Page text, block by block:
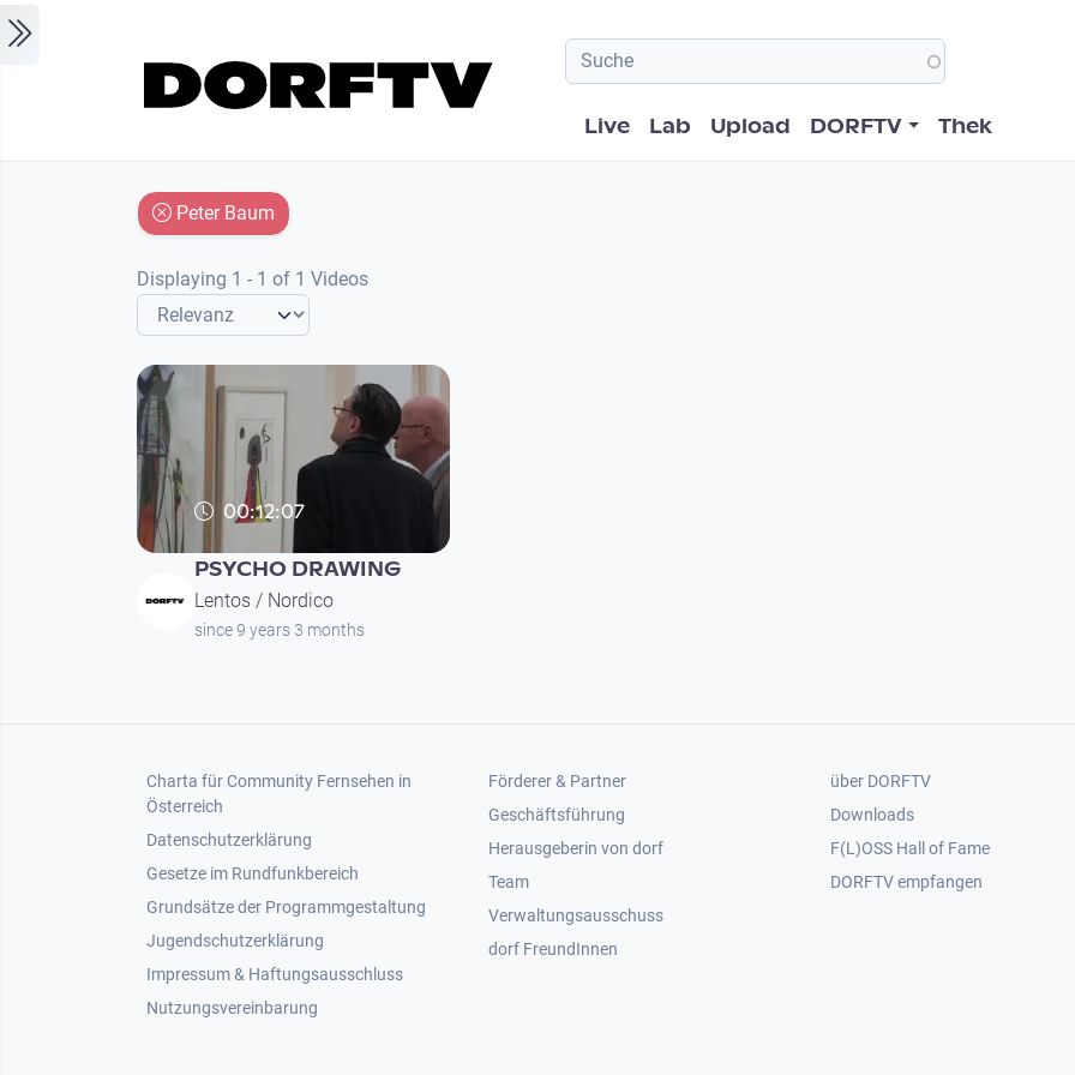
Hauptnavigation
Live Lab Upload DORFTV Thek
Peter Baum
Displaying 1 - 1 of 1 Videos
00:12:07
PSYCHO DRAWING
Lentos / Nordico
since 9 years 3 months
Footer 1
Charta für Community Fernsehen in
Österreich
Datenschutzerklärung
Gesetze im Rundfunkbereich
Grundsätze der Programmgestaltung
Jugendschutzerklärung
Impressum & Haftungsausschluss
Nutzungsvereinbarung
Footer 2
Förderer & Partner
Geschäftsführung
Herausgeberin von dorf
Team
Verwaltungsausschuss
dorf FreundInnen
Footer 3
über DORFTV
Downloads
F(L)OSS Hall of Fame
Footer 4
DORFTV empfangen